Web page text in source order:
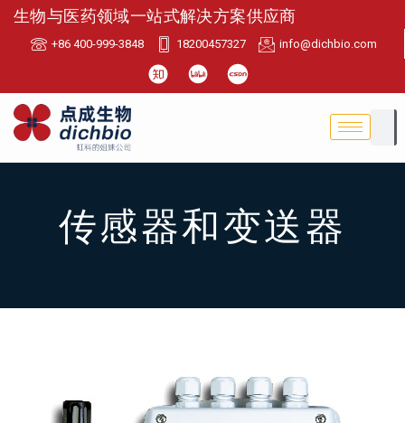
生物与医药领域一站式解决方案供应商
+86 400-999-3848 18200457327 info@dichbio.com
传感器和变送器